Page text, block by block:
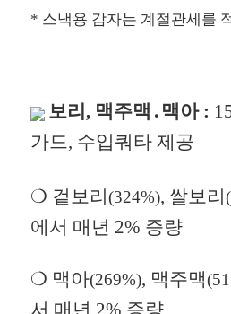
* 스낵용 감자는 계절관세를
보리, 맥주맥․맥아 :
가드, 수입쿼타 제공
❍ 겉보리(324%), 쌀보리
에서 매년 2% 증량
❍ 맥아(269%), 맥주맥
서 매년 2% 증량